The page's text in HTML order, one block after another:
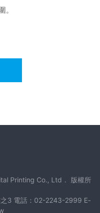
Printing Co., Ltd． 版權所
之3 電話：02-2243-2999 E-